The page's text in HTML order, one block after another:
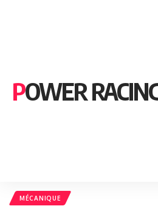
POWER
MÉCANIQUE